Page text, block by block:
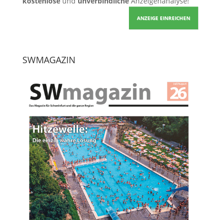
ANZEIGE EINREICHEN
SWMAGAZIN